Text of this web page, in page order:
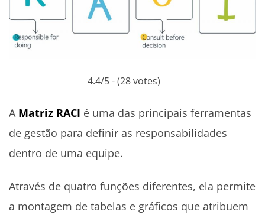
4.4/5 - (28 votes)
A Matriz RACI é uma das principais ferramentas
de gestão para definir as responsabilidades
dentro de uma equipe.
Através de quatro funções diferentes, ela permite
a montagem de tabelas e gráficos que atribuem